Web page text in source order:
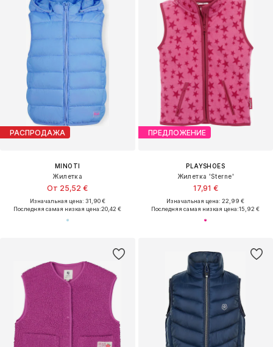
РАСПРОДАЖА
MINOTI
Жилетка
От 25,52 €
Изначальная цена: 31,90 €
Последняя самая низкая цена:20,42 €
ПРЕДЛОЖЕНИЕ
PLAYSHOES
Жилетка 'Sterne'
17,91 €
Изначальная цена: 22,99 €
Последняя самая низкая цена:15,92 €